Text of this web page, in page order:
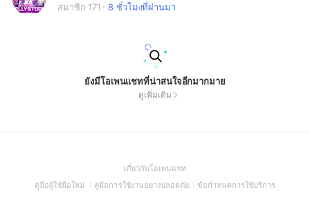
สมาชิก 171 8 ชั่วโมงที่ผ่านมา
ยังมีโอเพนแชทที่น่าสนใจอีกมากมาย
ดูเพิ่มเติม
เกี่ยวกับโอเพนแชท(Open
in
คู่มือผู้ใช้มือใหม่
(Open
คู่มือการใช้งานอย่างปลอดภัย(Open
ข้อกำหนดการใช้บริการ(Open